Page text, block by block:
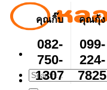
Search
for:
คุณกิ๊บ
082-
750-
1307
คุณกุ้ง
099-
224-
7825